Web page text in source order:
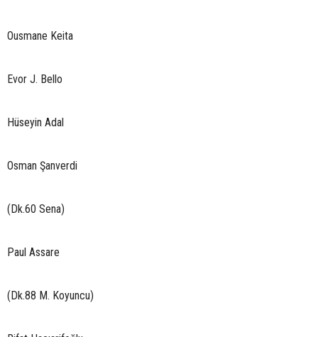
Ousmane Keita
Evor J. Bello
Hüseyin Adal
Osman Şanverdi
(Dk.60 Sena)
Paul Assare
(Dk.88 M. Koyuncu)